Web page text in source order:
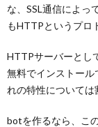
な、SSL通信によっ
もHTTPというプロ
HTTPサーバーとし
無料でインストー
れの特性については
botを作るなら、こ